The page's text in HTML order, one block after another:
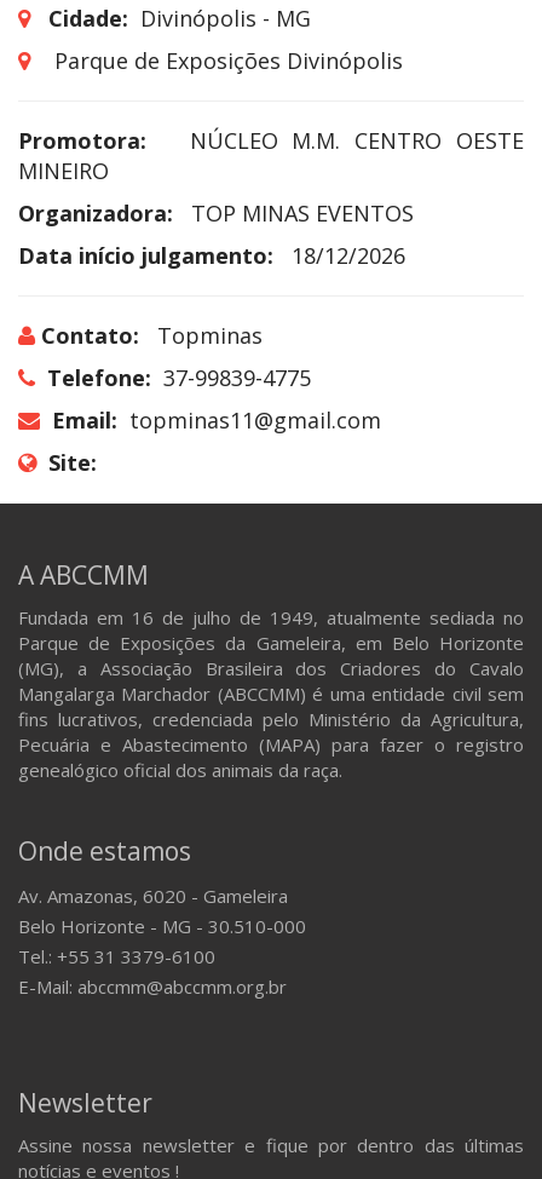
Cidade: Divinópolis - MG
Parque de Exposições Divinópolis
Promotora:
NÚCLEO M.M. CENTRO OESTE
MINEIRO
Organizadora:
TOP MINAS EVENTOS
Data início julgamento:
18/12/2026
Contato:
Topminas
Telefone: 37-99839-4775
Email: topminas11@gmail.com
Site:
A ABCCMM
Fundada em 16 de julho de 1949, atualmente sediada no
Parque de Exposições da Gameleira, em Belo Horizonte
(MG), a Associação Brasileira dos Criadores do Cavalo
Mangalarga Marchador (ABCCMM) é uma entidade civil sem
fins lucrativos, credenciada pelo Ministério da Agricultura,
Pecuária e Abastecimento (MAPA) para fazer o registro
genealógico oficial dos animais da raça.
Onde estamos
Av. Amazonas, 6020 - Gameleira
Belo Horizonte - MG - 30.510-000
Tel.: +55 31 3379-6100
E-Mail: abccmm@abccmm.org.br
Newsletter
Assine nossa newsletter e fique por dentro das últimas
notícias e eventos !